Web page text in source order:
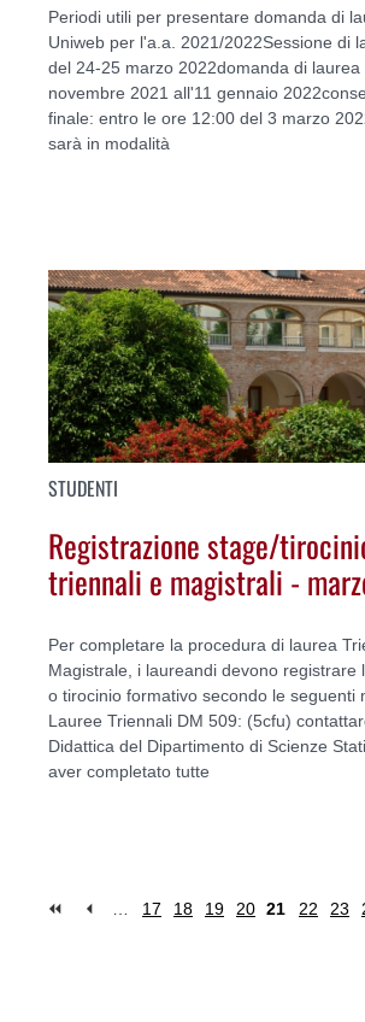
Periodi utili per presentare domanda di
Uniweb per l'a.a. 2021/2022Sessione di
del 24-25 marzo 2022domanda di laurea
novembre 2021 all'11 gennaio
finale: entro le ore 12:00 del 3 marzo
sarà in modalità
STUDENTI
Registrazione stage/
triennali e magistrali -
Per completare la procedura di laurea
Magistrale, i laureandi devono registrare
o tirocinio formativo secondo le seguenti
Lauree Triennali DM 509: (5cfu)
Didattica del Dipartimento di Scienze
aver completato tutte
17 18 19 20 21 22 23